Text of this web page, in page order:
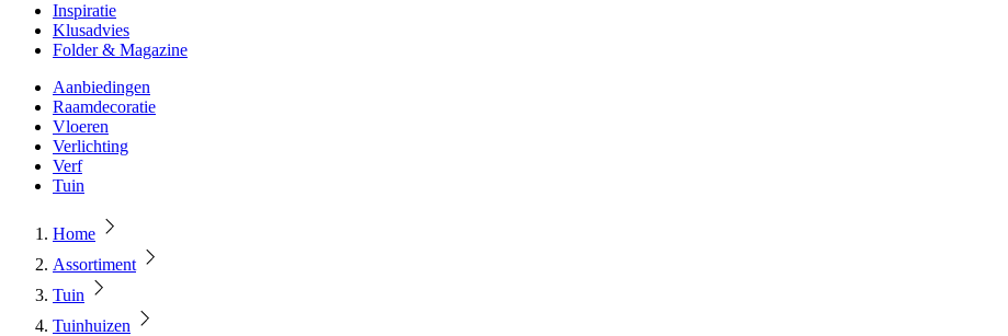
Inspiratie
Klusadvies
Folder & Magazine
Aanbiedingen
Raamdecoratie
Vloeren
Verlichting
Verf
Tuin
Home
Assortiment
Tuin
Tuinhuizen